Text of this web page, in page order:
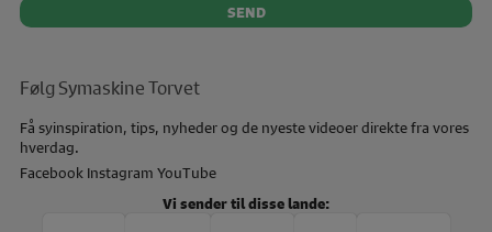
Følg Symaskine Torvet
Få syinspiration, tips, nyheder og de nyeste videoer direkte fra vores
hverdag.
Facebook Instagram YouTube
Vi sender til disse lande: